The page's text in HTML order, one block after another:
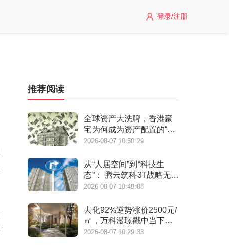
登录/注册
推荐阅读
全球资产大洗牌，香港豪
宅为何成为资产配置的“必
选项”？
2026-08-07 10:50:29
从“人居空间”到“科技生
态”： 腾云筑科3T战略无锡
首发，生态圈协同重构未
2026-08-07 10:49:08
去化92%逆势涨价2500元/
㎡，万科漫璟戳中当下最
缺的松弛生活
2026-08-07 10:29:33